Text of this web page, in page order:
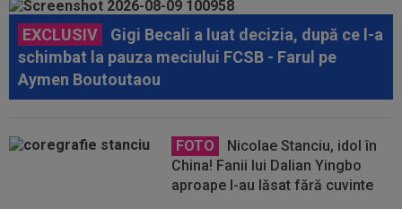
EXCLUSIV
Gigi Becali a luat decizia, după ce l-a
schimbat la pauza meciului FCSB - Farul pe
Aymen Boutoutaou
FOTO
Nicolae Stanciu, idol în
China! Fanii lui Dalian Yingbo
aproape l-au lăsat fără cuvinte